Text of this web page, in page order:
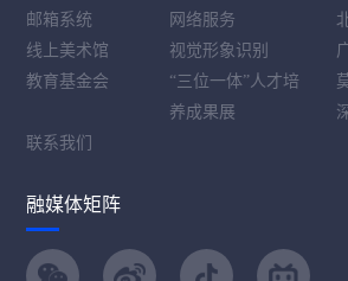
邮箱系统
网络服务
线上美术馆
视觉形象识别
教育基金会
“三位一体”人才培
养成果展
联系我们
融媒体矩阵